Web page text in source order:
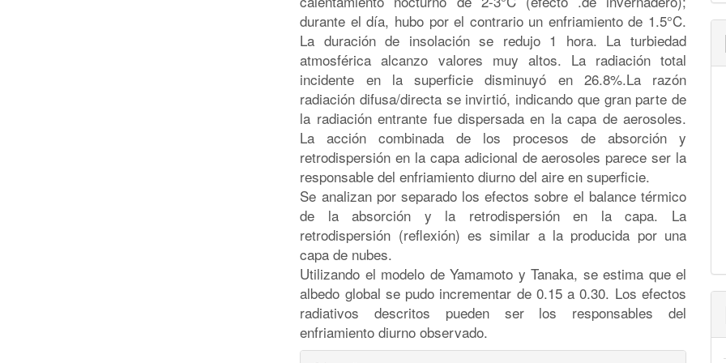
durante el día, hubo por el contrario un enfriamiento de 1.5°C.
La duración de insolación se redujo 1 hora. La turbiedad
atmosférica alcanzo valores muy altos. La radiación total
incidente en la superficie disminuyó en 26.8%.La razón
radiación difusa/directa se invirtió, indicando que gran parte de
la radiación entrante fue dispersada en la capa de aerosoles.
La acción combinada de los procesos de absorción y
retrodispersión en la capa adicional de aerosoles parece ser la
responsable del enfriamiento diurno del aire en superficie.
Se analizan por separado los efectos sobre el balance térmico
de la absorción y la retrodispersión en la capa. La
retrodispersión (reflexión) es similar a la producida por una
capa de nubes.
Utilizando el modelo de Yamamoto y Tanaka, se estima que el
albedo global se pudo incrementar de 0.15 a 0.30. Los efectos
radiativos descritos pueden ser los responsables del
enfriamiento diurno observado.